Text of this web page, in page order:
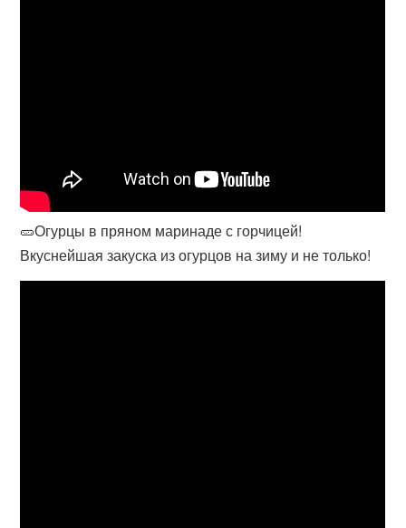
🥒Огурцы в пряном маринаде с горчицей!
Вкуснейшая закуска из огурцов на зиму и не только!